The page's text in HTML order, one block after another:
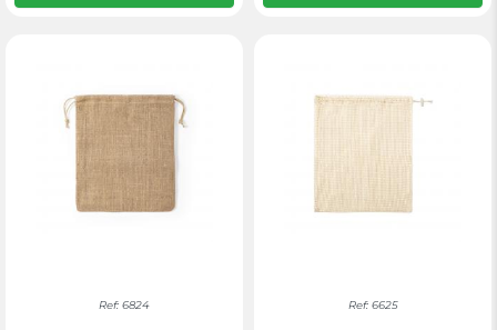
Ref: 6824 Ref: 6625